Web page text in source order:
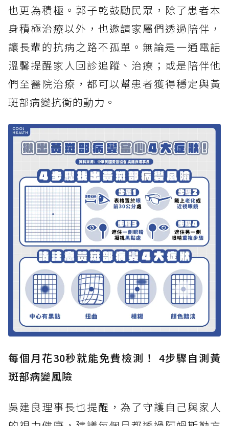
也更為積極。郭子乾鼓勵民眾，除了患者本
身積極治療以外，也邀請家屬們透過陪伴，
讓長輩的抗病之路不孤單。無論是一通電話
溫馨提醒家人回診追蹤、治療；或是陪伴他
們至醫院治療，都可以幫患者獲得穩定與黃
斑部病變抗衡的動力。
每個月花30秒就能免費檢測！ 4步驟自測黃
斑部病變風險
吳建良理事長也提醒，為了守護自己與家人